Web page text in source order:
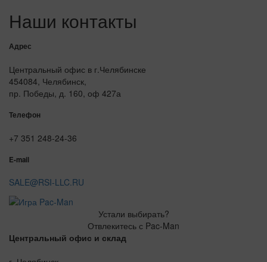
Наши контакты
Адрес
Центральный офис в г.Челябинске
454084, Челябинск,
пр. Победы, д. 160, оф 427а
Телефон
+7 351 248-24-36
E-mail
SALE@RSI-LLC.RU
Устали выбирать?
Отвлекитесь с Pac-Man
Центральный офис и склад